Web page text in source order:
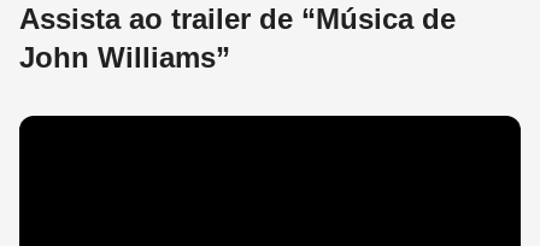
Assista ao trailer de “Música de
John Williams”